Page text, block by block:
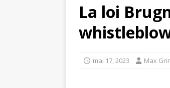
La loi
mai 17, 2023 Max